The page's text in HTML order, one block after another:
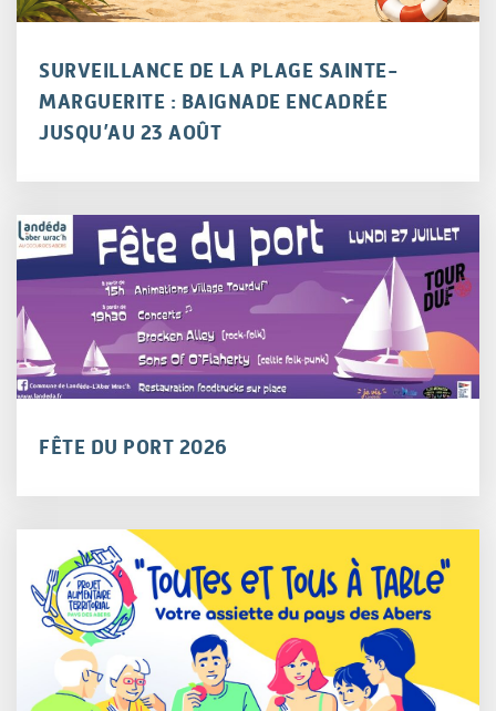
SURVEILLANCE DE LA PLAGE SAINTE-
MARGUERITE : BAIGNADE ENCADRÉE
JUSQU’AU 23 AOÛT
FÊTE DU PORT 2026